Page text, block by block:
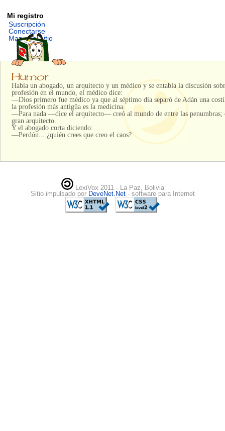
Mi registro
Suscripción
Conectarse
Mapa del sitio
Había un abogado, un arquitecto y un médico y se entabla la discusión
profesión en el mundo, el médico dice:
—Dios primero fue médico ya que al séptimo día separó de Adán una
la profesión más antigüa es la medicina.
—Para nada —dice el arquitecto— creó al mundo de entre las penumbras;
gran arquitecto.
Y el abogado corta diciendo:
—Perdón... ¿quién crees que creo el caos?
LexiVox 2011 - La Paz, Bolivia
Sitio impulsado por DeveNet.Net - software para Internet